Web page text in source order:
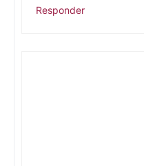
Responder